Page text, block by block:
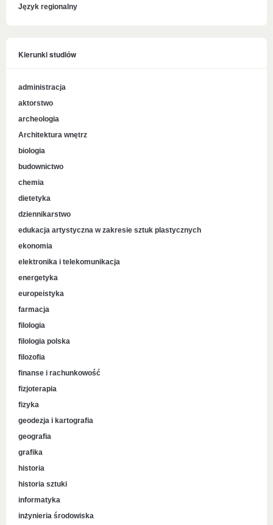
Język regionalny
Kierunki studiów
administracja
aktorstwo
archeologia
Architektura wnętrz
biologia
budownictwo
chemia
dietetyka
dziennikarstwo
edukacja artystyczna w zakresie sztuk plastycznych
ekonomia
elektronika i telekomunikacja
energetyka
europeistyka
farmacja
filologia
filologia polska
filozofia
finanse i rachunkowość
fizjoterapia
fizyka
geodezja i kartografia
geografia
grafika
historia
historia sztuki
informatyka
inżynieria środowiska